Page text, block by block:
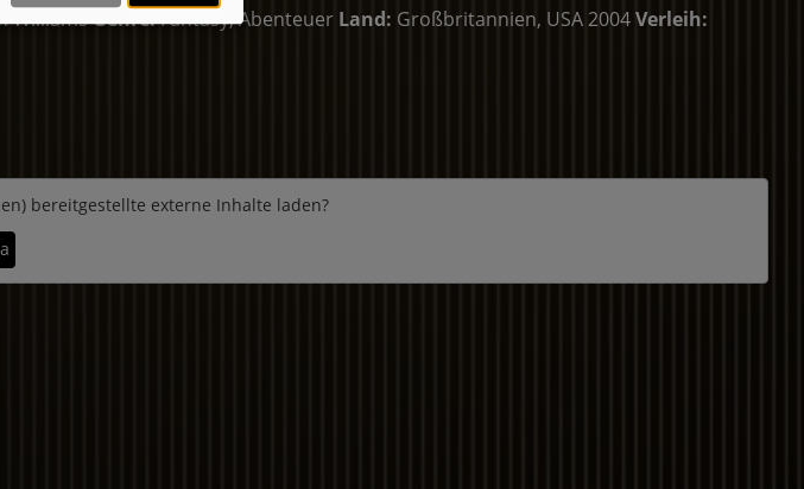
WilliamsGenre:Fantasy, Abenteuer Land: Großbritannien, USA 2004Verleih:
bereitgestellte externe Inhalte laden?